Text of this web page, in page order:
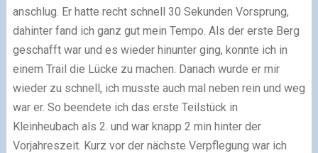
anschlug. Er hatte recht schnell 30 Sekunden Vorsprung,
dahinter fand ich ganz gut mein Tempo. Als der erste Berg
geschafft war und es wieder hinunter ging, konnte ich in
einem Trail die Lücke zu machen. Danach wurde er mir
wieder zu schnell, ich musste auch mal neben rein und weg
war er. So beendete ich das erste Teilstück in
Kleinheubach als 2. und war knapp 2 min hinter der
Vorjahreszeit. Kurz vor der nächste Verpflegung war ich